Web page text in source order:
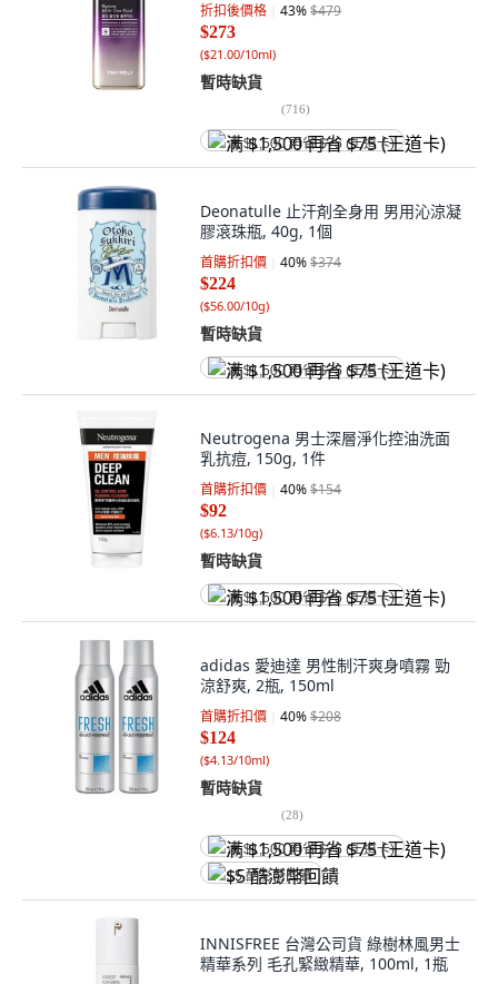
折扣後價格 43%$479
$273
($21.00/10ml)
暫時缺貨
(716)
满 $1,500 再省 $75 (王道卡)
Deonatulle 止汗剤全身用 男用沁涼凝
膠滾珠瓶, 40g, 1個
首購折扣價 40%$374
$224
($56.00/10g)
暫時缺貨
满 $1,500 再省 $75 (王道卡)
Neutrogena 男士深層淨化控油洗面
乳抗痘, 150g, 1件
首購折扣價 40%$154
$92
($6.13/10g)
暫時缺貨
满 $1,500 再省 $75 (王道卡)
adidas 愛迪達 男性制汗爽身噴霧 勁
涼舒爽, 2瓶, 150ml
首購折扣價 40%$208
$124
($4.13/10ml)
暫時缺貨
(28)
满 $1,500 再省 $75 (王道卡)
$5 酷澎幣回饋
INNISFREE 台灣公司貨 綠樹林風男士
精華系列 毛孔緊緻精華, 100ml, 1瓶